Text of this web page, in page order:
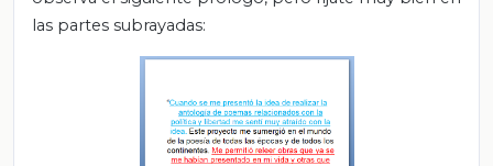
las partes subrayadas: